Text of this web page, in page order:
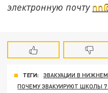
электронную почту
ТЕГИ:
ЭВАКУАЦИИ В
ПОЧЕМУ ЭВАКУИРУЮТ ШКОЛЫ